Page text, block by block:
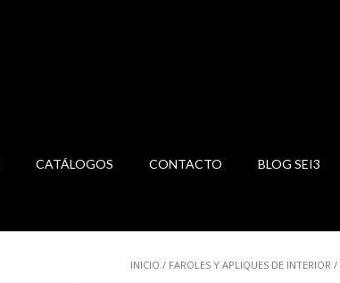
CATÁLOGOS CONTACTO BLOG SEI3
INICIO / FAROLES Y APLIQUES DE INTERIOR /